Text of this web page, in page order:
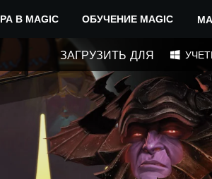
В MAGIC ОБУЧЕНИЕ MAGIC
ЗАГРУЗИТЬ ДЛЯ